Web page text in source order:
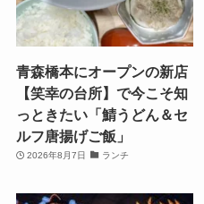
青森橋本にオープンの新店
【笑幸の台所】で今こそ知
っときたい「鯖うどん＆セ
ルフ唐揚げご飯」
2026年8月7日 ランチ